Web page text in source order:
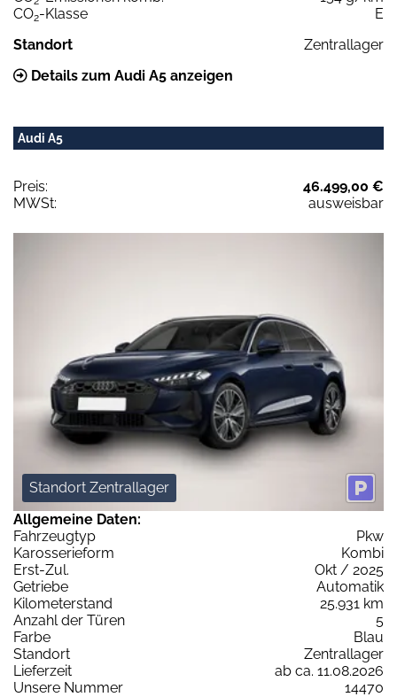
CO2-Klasse
E
Standort
Zentrallager
Details zum Audi A5 anzeigen
Audi A5
Preis:
46.499,00 €
MWSt:
ausweisbar
Standort Zentrallager
Allgemeine Daten:
Fahrzeugtyp
Pkw
Karosserieform
Kombi
Erst-Zul.
Okt / 2025
Getriebe
Automatik
Kilometerstand
25.931 km
Anzahl der Türen
5
Farbe
Blau
Standort
Zentrallager
Lieferzeit
ab ca. 11.08.2026
Unsere Nummer
14470